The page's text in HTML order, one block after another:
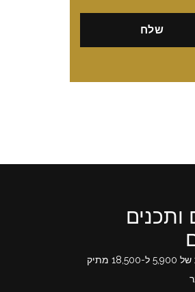
מהכנסה נדל"נית של 5,900 ל-18,500 מתיק